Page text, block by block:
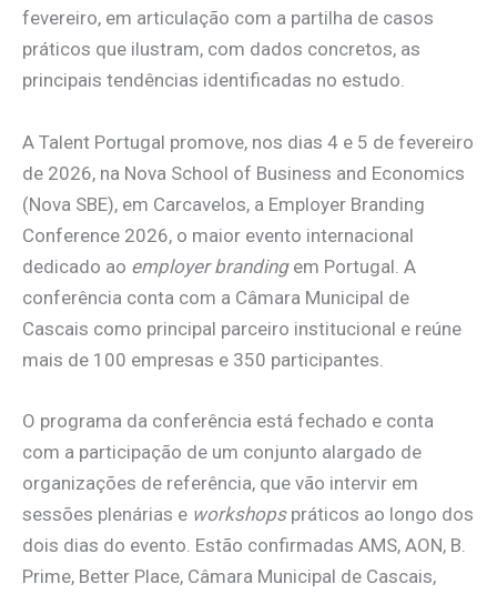
fevereiro, em articulação com a partilha de casos
práticos que ilustram, com dados concretos, as
principais tendências identificadas no estudo.
A Talent Portugal promove, nos dias 4 e 5 de fevereiro
de 2026, na Nova School of Business and Economics
(Nova SBE), em Carcavelos, a Employer Branding
Conference 2026, o maior evento internacional
dedicado ao employer brandingem Portugal. A
conferência conta com a Câmara Municipal de
Cascais como principal parceiro institucional e reúne
mais de 100 empresas e 350 participantes.
O programa da conferência está fechado e conta
com a participação de um conjunto alargado de
organizações de referência, que vão intervir em
sessões plenárias e workshopspráticos ao longo dos
dois dias do evento. Estão confirmadas AMS, AON, B.
Prime, Better Place, Câmara Municipal de Cascais,